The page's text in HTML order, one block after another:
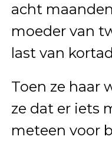
acht
moeder van
last van
Toen ze haar
ze dat er iets
meteen voor